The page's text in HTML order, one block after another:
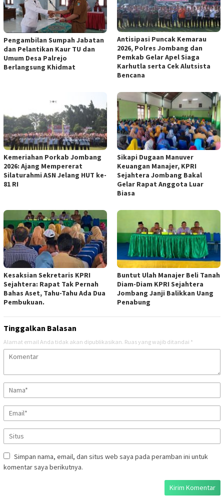
Pengambilan Sumpah Jabatan
dan Pelantikan Kaur TU dan
Umum Desa Palrejo
Berlangsung Khidmat
Antisipasi Puncak Kemarau
2026, Polres Jombang dan
Pemkab Gelar Apel Siaga
Karhutla serta Cek Alutsista
Bencana
Kemeriahan Porkab Jombang
2026: Ajang Mempererat
Silaturahmi ASN Jelang HUT ke-
81 RI
Sikapi Dugaan Manuver
Keuangan Manajer, KPRI
Sejahtera Jombang Bakal
Gelar Rapat Anggota Luar
Biasa
Kesaksian Sekretaris KPRI
Sejahtera: Rapat Tak Pernah
Bahas Aset, Tahu-Tahu Ada Dua
Pembukuan.
Buntut Ulah Manajer Beli Tanah
Diam-Diam KPRI Sejahtera
Jombang Janji Balikkan Uang
Penabung
Tinggalkan Balasan
Alamat email Anda tidak akan dipublikasikan. Ruas yang wajib ditandai *
Simpan nama, email, dan situs web saya pada peramban ini untuk
komentar saya berikutnya.